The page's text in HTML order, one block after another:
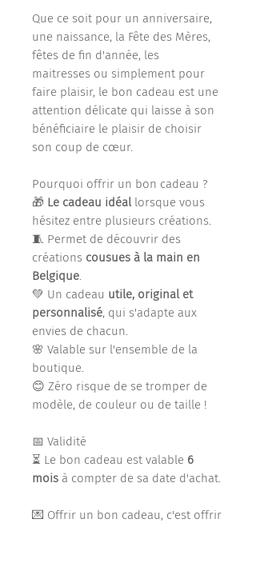
Que ce soit pour un anniversaire,
une naissance, la Fête des Mères,
fêtes de fin d'année, les
maitresses ou simplement pour
faire plaisir, le bon cadeau est une
attention délicate qui laisse à son
bénéficiaire le plaisir de choisir
son coup de cœur.
Pourquoi offrir un bon cadeau ?
🎁 Le cadeau idéallorsque vous
hésitez entre plusieurs créations.
🧵 Permet de découvrir des
créations cousues à la main en
Belgique.
💚 Un cadeau utile, original et
personnalisé, qui s'adapte aux
envies de chacun.
🌸 Valable sur l'ensemble de la
boutique.
😊 Zéro risque de se tromper de
modèle, de couleur ou de taille !
📅 Validité
⏳ Le bon cadeau est valable 6
mois à compter de sa date d'achat.
💌 Offrir un bon cadeau, c'est offrir